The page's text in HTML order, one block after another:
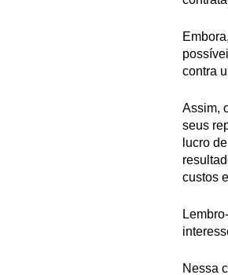
contra
Assim,
seus
lucro
custos
Nessa